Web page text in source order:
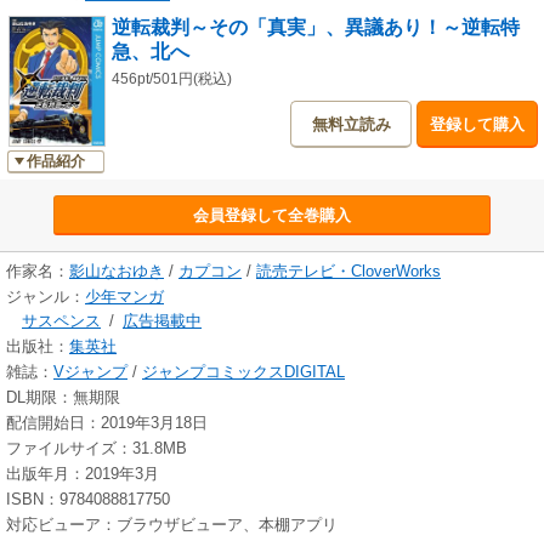
作品紹介
逆転裁判～その「真実」、異議あり！～逆転特
急、北へ
456pt/501円(税込)
無料立読み 登録して購入
会員登録して全巻購入
作家名： 影山なおゆき / カプコン / 読売テレビ・CloverWorks
ジャンル： 少年マンガ
サスペンス / 広告掲載中
出版社： 集英社
雑誌： Vジャンプ/ ジャンプコミックスDIGITAL
DL期限：無期限
配信開始日：2019年3月18日
ファイルサイズ：31.8MB
出版年月：2019年3月
ISBN：9784088817750
対応ビューア：ブラウザビューア、本棚アプリ